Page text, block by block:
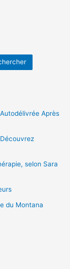
Après
selon Sara
du Montana